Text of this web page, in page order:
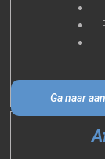
Ga naar